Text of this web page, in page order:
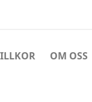
OM OSS